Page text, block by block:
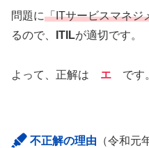
問題に「ITサービスマネジ
るので、
ITILが適切です。
よって、正解は エ です
不正解の理由 （令和元